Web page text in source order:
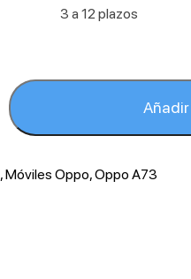
3 a 12 plazos
Añadir
,Móviles Oppo,Oppo A73